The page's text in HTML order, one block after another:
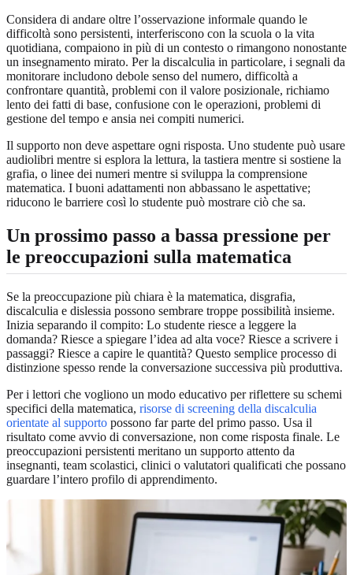
Considera di andare oltre l’osservazione informale quando le
difficoltà sono persistenti, interferiscono con la scuola o la vita
quotidiana, compaiono in più di un contesto o rimangono nonostante
un insegnamento mirato. Per la discalculia in particolare, i segnali da
monitorare includono debole senso del numero, difficoltà a
confrontare quantità, problemi con il valore posizionale, richiamo
lento dei fatti di base, confusione con le operazioni, problemi di
gestione del tempo e ansia nei compiti numerici.
Il supporto non deve aspettare ogni risposta. Uno studente può usare
audiolibri mentre si esplora la lettura, la tastiera mentre si sostiene la
grafia, o linee dei numeri mentre si sviluppa la comprensione
matematica. I buoni adattamenti non abbassano le aspettative;
riducono le barriere così lo studente può mostrare ciò che sa.
Un prossimo passo a bassa pressione per
le preoccupazioni sulla matematica
Se la preoccupazione più chiara è la matematica, disgrafia,
discalculia e dislessia possono sembrare troppe possibilità insieme.
Inizia separando il compito: Lo studente riesce a leggere la
domanda? Riesce a spiegare l’idea ad alta voce? Riesce a scrivere i
passaggi? Riesce a capire le quantità? Questo semplice processo di
distinzione spesso rende la conversazione successiva più produttiva.
Per i lettori che vogliono un modo educativo per riflettere su schemi
specifici della matematica, risorse di screening della discalculia
orientate al supporto possono far parte del primo passo. Usa il
risultato come avvio di conversazione, non come risposta finale. Le
preoccupazioni persistenti meritano un supporto attento da
insegnanti, team scolastici, clinici o valutatori qualificati che possano
guardare l’intero profilo di apprendimento.